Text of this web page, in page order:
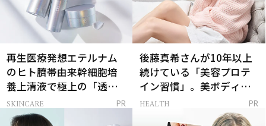
再生医療発想エテルナム
のヒト臍帯由来幹細胞培
養上清液で極上の「透明
感ハリ肌」へ
SKINCARE PR
後藤真希さんが10年以上
続けている「美容プロテ
イン習慣」。美ボディを
支える朝ルーティンと
HEALTH PR